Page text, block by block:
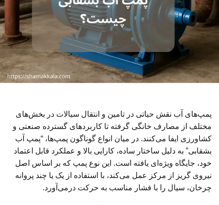
پمپ‌های آب نقش حیاتی در تامین و انتقال سیالات در بخش‌های
مختلف از مصارف خانگی گرفته تا کاربردهای گسترده صنعتی و
کشاورزی ایفا می‌کنند. در میان انواع گوناگون پمپ‌ها، “پمپ آب
بشقابی” به دلیل ساختار ساده، کارایی بالا و عملکرد قابل اعتماد
خود، جایگاه ویژه‌ای یافته است. این نوع پمپ که بر اساس اصل
نیروی گریز از مرکز عمل می‌کند، با استفاده از یک یا چند پروانه
چرخان، سیال را با فشار مناسب به حرکت درمی‌آورد.